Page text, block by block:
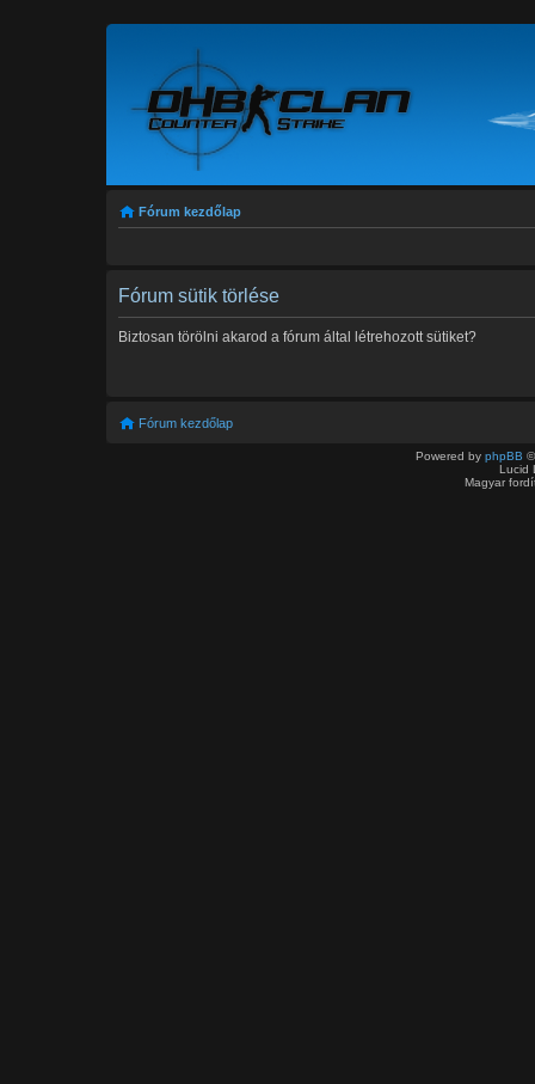
Fórum kezdőlap
Fórum sütik törlése
Biztosan törölni akarod a fórum által létrehozott sütiket?
Fórum kezdőlap
Powered by phpBB
Lucid
Magyar